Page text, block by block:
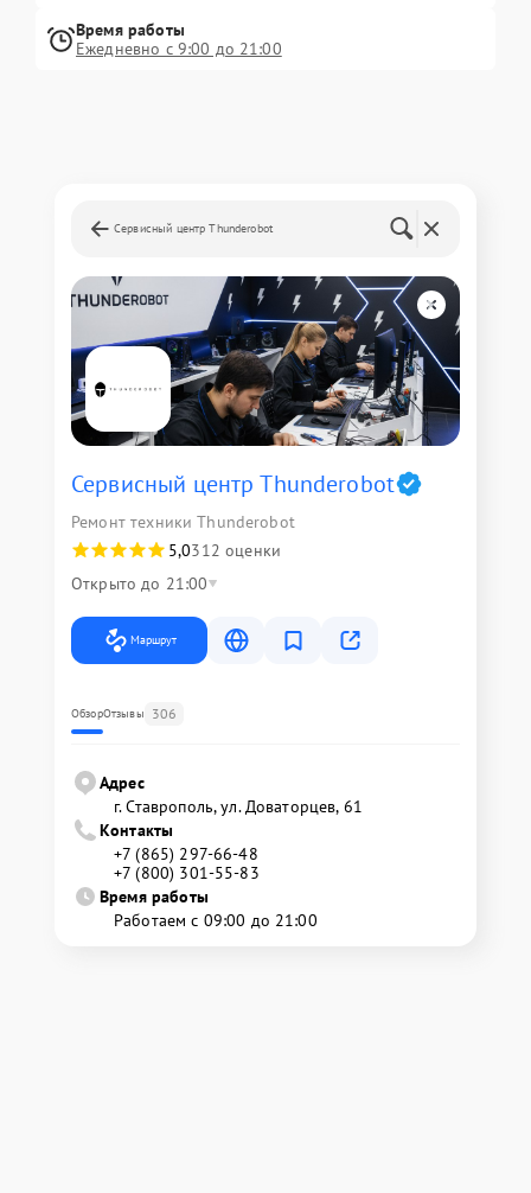
Время работы
Ежедневно с 9:00 до 21:00
Сервисный центр Thunderobot
Сервисный центр Thunderobot
Ремонт техники Thunderobot
5,0312 оценки
Открыто до 21:00
Маршрут
ОбзорОтзывы 306
Адрес
г. Ставрополь, ул. Доваторцев, 61
Контакты
+7 (865) 297-66-48
+7 (800) 301-55-83
Время работы
Работаем с 09:00 до 21:00